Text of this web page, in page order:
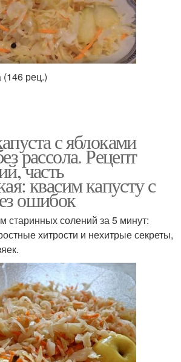
(146 рец.)
с яблоками
рассола. Рецепт
часть
квасим капусту с
ошибок
старинных солений за 5 минут:
хитрости и нехитрые секреты,